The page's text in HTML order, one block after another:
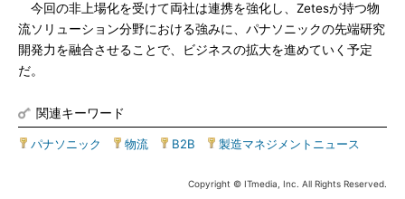
今回の非上場化を受けて両社は連携を強化し、Zetesが持つ物
流ソリューション分野における強みに、パナソニックの先端研究
開発力を融合させることで、ビジネスの拡大を進めていく予定
だ。
関連キーワード
パナソニック 物流 B2B 製造マネジメントニュース
Copyright © ITmedia, Inc. All Rights Reserved.